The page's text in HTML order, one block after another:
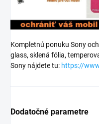
Kompletnú ponuku Sony
glass, sklená fólia,
Sony nájdete tu: https://
Dodatočné parametre